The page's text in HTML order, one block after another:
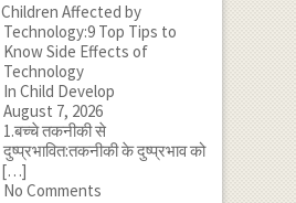
Children Affected by
Technology:9 Top Tips to
Know Side Effects of
Technology
In Child Develop
August 7, 2026
1.बच्चे तकनीकी से
दुष्प्रभावित:तकनीकी के दुष्प्रभाव को
[…]
No Comments